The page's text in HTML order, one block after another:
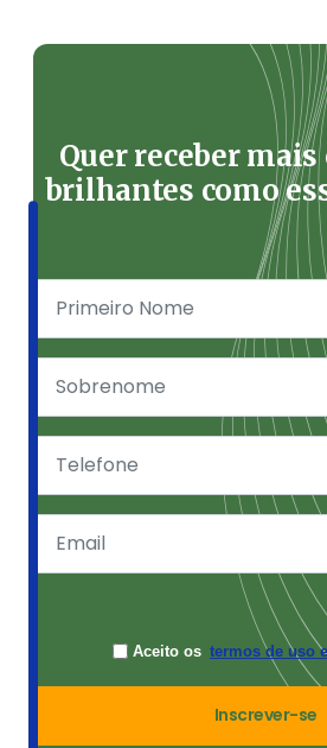
Quer receber
brilhantes como
Aceito os termos de uso
Inscrever-se